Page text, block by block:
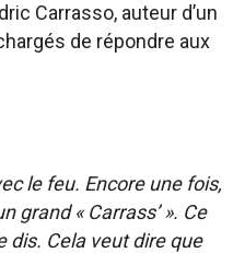
Carrasso, auteur d’un
de répondre aux
le feu. Encore une fois,
grand « Carrass’ ». Ce
dis. Cela veut dire que